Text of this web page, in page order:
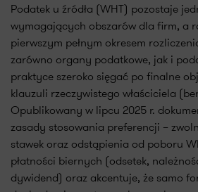
Podatek u źródła (WHT) pozostaje
wymagających obszarów dla firm, a
pierwszym pełnym okresem
zarówno organy podatkowe, jak i
praktyce szeroko sięgać po finalne
klauzuli rzeczywistego właściciela
Opublikowany w lipcu 2025 r.
zasady stosowania preferencji –
stawek oraz odstąpienia od poboru
płatności biernych (odsetek,
dywidend) oraz akcentuje, że samo